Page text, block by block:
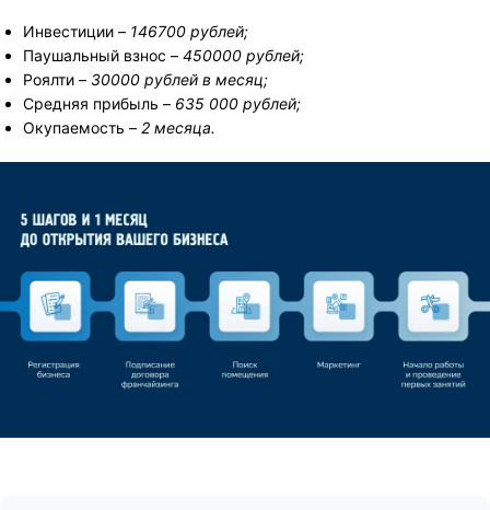
Инвестиции – 146700 рублей;
Паушальный взнос – 450000 рублей;
Роялти – 30000 рублей в месяц;
Средняя прибыль – 635 000 рублей;
Окупаемость – 2 месяца.